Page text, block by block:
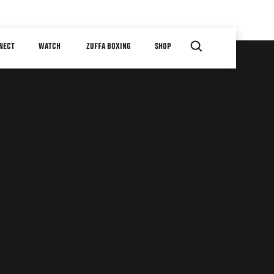
WATCH ZUFFA BOXING SHOP